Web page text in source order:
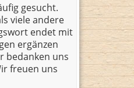
gesucht.
viele andere
endet mit
ergänzen
bedanken uns
freuen uns